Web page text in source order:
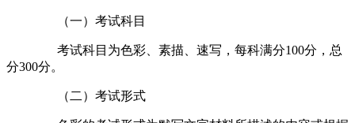
（一）考试科目
考试科目为色彩、素描、速写，每科满分100分，总
分300分。
（二）考试形式